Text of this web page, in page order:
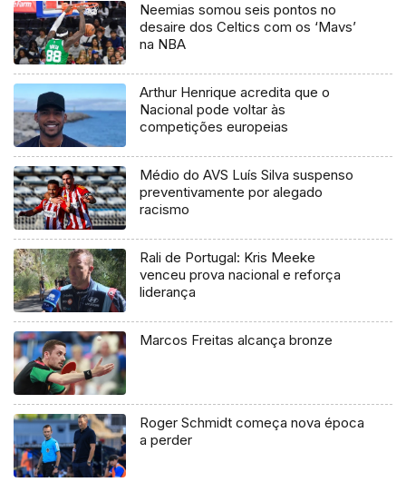
Neemias somou seis pontos no
desaire dos Celtics com os ‘Mavs’
na NBA
Arthur Henrique acredita que o
Nacional pode voltar às
competições europeias
Médio do AVS Luís Silva suspenso
preventivamente por alegado
racismo
Rali de Portugal: Kris Meeke
venceu prova nacional e reforça
liderança
Marcos Freitas alcança bronze
Roger Schmidt começa nova época
a perder